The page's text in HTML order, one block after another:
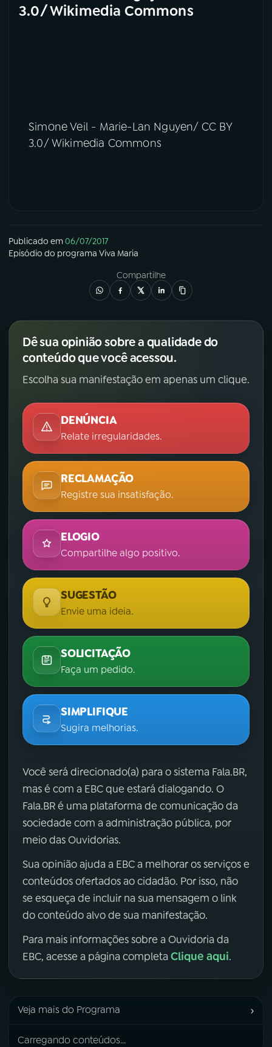
3.0/ Wikimedia Commons
Simone Veil - Marie-Lan Nguyen/ CC BY
3.0/ Wikimedia Commons
Publicado em06/07/2017
Episódio do programa Viva Maria
Compartilhe
Dê sua opinião sobre a qualidade do
conteúdo que você acessou.
Escolha sua manifestação em apenas um clique.
DENÚNCIA
Relate irregularidades.
RECLAMAÇÃO
Registre sua insatisfação.
ELOGIO
Compartilhe algo positivo.
SUGESTÃO
Envie uma ideia.
SOLICITAÇÃO
Faça um pedido.
SIMPLIFIQUE
Sugira melhorias.
Você será direcionado(a) para o sistema Fala.BR,
mas é com a EBC que estará dialogando. O
Fala.BR é uma plataforma de comunicação da
sociedade com a administração pública, por
meio das Ouvidorias.
Sua opinião ajuda a EBC a melhorar os serviços e
conteúdos ofertados ao cidadão. Por isso, não
se esqueça de incluir na sua mensagem o link
do conteúdo alvo de sua manifestação.
Para mais informações sobre a Ouvidoria da
EBC, acesse a página completa Clique aqui.
Veja mais do Programa ›
Carregando conteúdos...